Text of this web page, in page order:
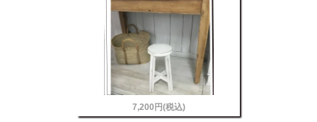
7,200円(税込)